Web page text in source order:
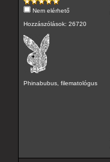
Nem elérhető
Hozzászólások: 26720
Phinabubus, filematológus